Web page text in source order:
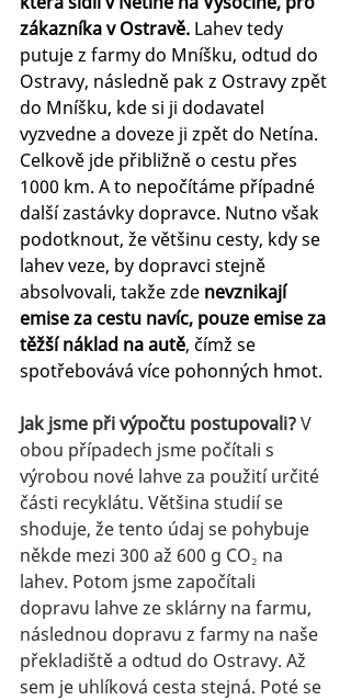
zákazníka v Ostravě. Lahev tedy
putuje z farmy do Mníšku, odtud do
Ostravy, následně pak z Ostravy zpět
do Mníšku, kde si ji dodavatel
vyzvedne a doveze ji zpět do Netína.
Celkově jde přibližně o cestu přes
1000 km. A to nepočítáme případné
další zastávky dopravce. Nutno však
podotknout, že většinu cesty, kdy se
lahev veze, by dopravci stejně
absolvovali, takže zde nevznikají
emise za cestu navíc, pouze emise za
těžší náklad na autě, čímž se
spotřebovává více pohonných hmot.
Jak jsme při výpočtu postupovali? V
obou případech jsme počítali s
výrobou nové lahve za použití určité
části recyklátu. Většina studií se
shoduje, že tento údaj se pohybuje
někde mezi 300 až 600 g CO₂ na
lahev. Potom jsme započítali
dopravu lahve ze sklárny na farmu,
následnou dopravu z farmy na naše
překladiště a odtud do Ostravy. Až
sem je uhlíková cesta stejná. Poté se